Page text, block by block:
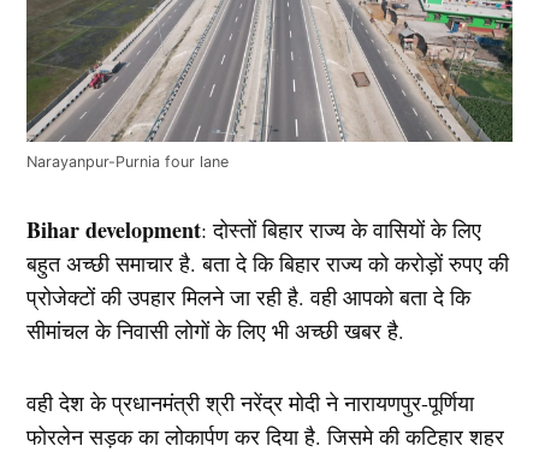
Narayanpur-Purnia four lane
Bihar development: दोस्तों बिहार राज्य के वासियों के लिए
बहुत अच्छी समाचार है. बता दे कि बिहार राज्य को करोड़ों रुपए की
प्रोजेक्टों की उपहार मिलने जा रही है. वही आपको बता दे कि
सीमांचल के निवासी लोगों के लिए भी अच्छी खबर है.
वही देश के प्रधानमंत्री श्री नरेंद्र मोदी ने नारायणपुर-पूर्णिया
फोरलेन सड़क का लोकार्पण कर दिया है. जिसमे की कटिहार शहर